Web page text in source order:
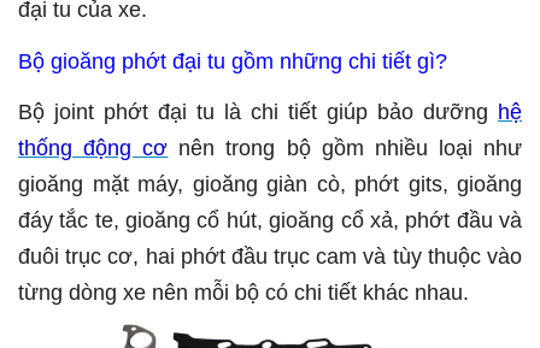
đại tu của xe.
Bộ gioăng phớt đại tu gồm những chi tiết gì?
Bộ joint phớt đại tu là chi tiết giúp bảo dưỡng hệ
thống động cơ nên trong bộ gồm nhiều loại như
gioăng mặt máy, gioăng giàn cò, phớt gits, gioăng
đáy tắc te, gioăng cổ hút, gioăng cổ xả, phớt đầu và
đuôi trục cơ, hai phớt đầu trục cam và tùy thuộc vào
từng dòng xe nên mỗi bộ có chi tiết khác nhau.